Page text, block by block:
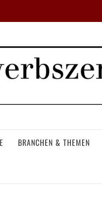
BRANCHEN & THEMEN